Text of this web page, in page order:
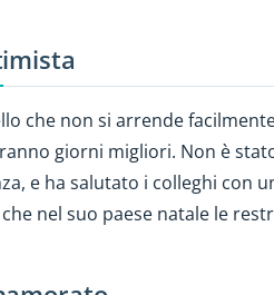
che non si arrende
giorni migliori. Non è
e ha salutato i colleghi con
nel suo paese natale le